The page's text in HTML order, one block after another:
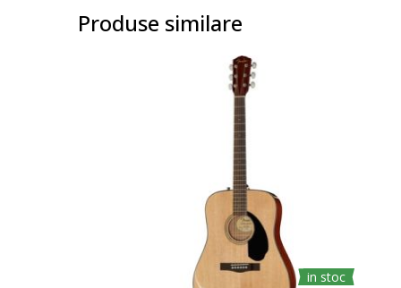
Produse similare
in stoc